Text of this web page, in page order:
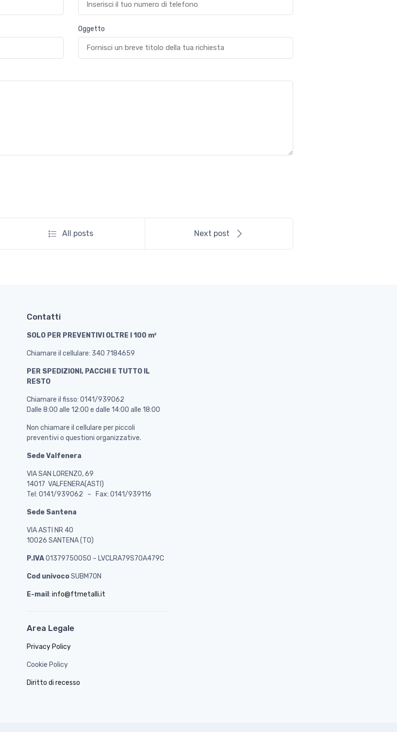
Oggetto
All posts Next post
Contatti
SOLO PER PREVENTIVI OLTRE I 100 m²
Chiamare il cellulare: 340 7184659
PER SPEDIZIONI, PACCHI E TUTTO IL
RESTO
Chiamare il fisso: 0141/939062
Dalle 8:00 alle 12:00 e dalle 14:00 alle 18:00
Non chiamare il cellulare per piccoli
preventivi o questioni organizzative.
Sede Valfenera
VIA SAN LORENZO, 69
14017 VALFENERA(ASTI)
Tel: 0141/939062 – Fax: 0141/939116
Sede Santena
VIA ASTI NR 40
10026 SANTENA (TO)
P.IVA01379750050 – LVCLRA79S70A479C
Cod univocoSUBM70N
E-mail : info@ftmetalli.it
Area Legale
Privacy Policy
Cookie Policy
Diritto di recesso